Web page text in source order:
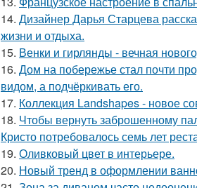
14. Дизайнер Дарья Старцева
жизни и отдыха.
15. Венки и гирлянды - вечная
16. Дом на побережье стал почти
видом, а подчёркивать его.
17. Коллекция Landshapes - новое
18. Чтобы вернуть заброшенному
Кристо потребовалось семь лет
19. Оливковый цвет в интерьере.
20. Новый тренд в оформлении